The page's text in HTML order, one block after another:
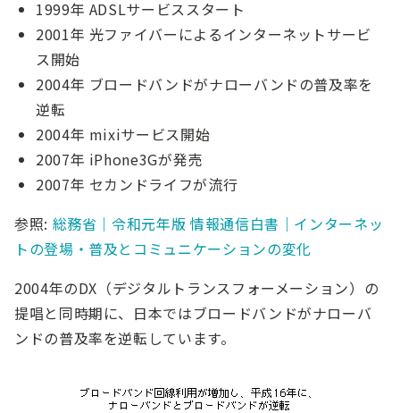
1999年 ADSLサービススタート
2001年 光ファイバーによるインターネットサービ
ス開始
2004年 ブロードバンドがナローバンドの普及率を
逆転
2004年 mixiサービス開始
2007年 iPhone3Gが発売
2007年 セカンドライフが流行
参照: 総務省｜令和元年版 情報通信白書｜インターネッ
トの登場・普及とコミュニケーションの変化
2004年のDX（デジタルトランスフォーメーション）の
提唱と同時期に、日本ではブロードバンドがナローバ
ンドの普及率を逆転しています。